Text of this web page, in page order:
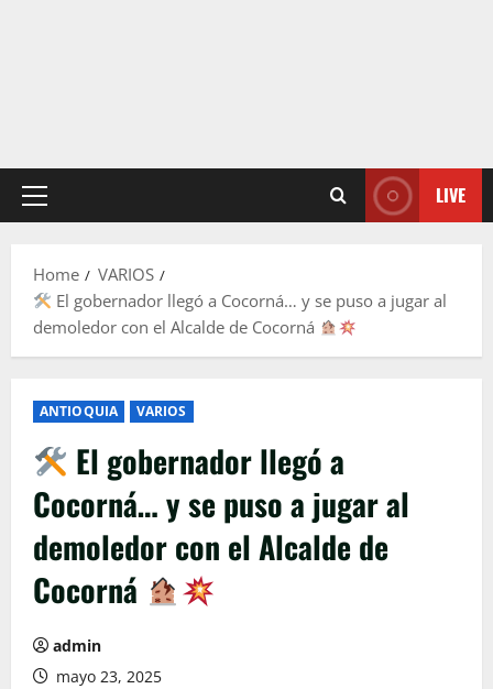
Primary
LIVE
Home
VARIOS
El gobernador llegó a Cocorná… y se puso a jugar al
demoledor con el Alcalde de Cocorná
ANTIOQUIA VARIOS
El gobernador llegó a
Cocorná… y se puso a jugar al
demoledor con el Alcalde de
Cocorná
admin
mayo 23, 2025